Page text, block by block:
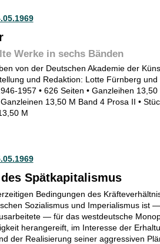
Werke in sechs Bänden
von der Deutschen Akademie der
und Redaktion: Lotte Fürnberg
1957 • 626 Seiten • Ganzleihen
13,50 M Band 4 Prosa II •
M
Spätkapitalismus
Bedingungen des
Sozialismus und Imperialismus ist
— für das westdeutsche
herangereift, im Interesse der
der Realisierung seiner aggressiven